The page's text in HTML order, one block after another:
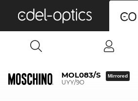
MOL083/S
UYY/9O
Mirrored